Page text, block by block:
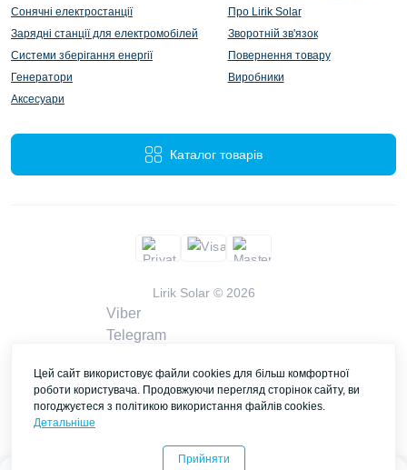
Сонячні електростанції
Зарядні станції для електромобілей
Системи зберігання енергії
Генератори
Аксесуари
Про Lirik Solar
Зворотній зв'язок
Повернення товару
Виробники
Каталог товарів
Lirik Solar © 2026
Viber
Telegram
liriksolarcompany@gmail.com
Замовити дзвінок
Цей сайт використовує файли cookies для більш комфортної
роботи користувача. Продовжуючи перегляд сторінок сайту, ви
погоджуєтеся з політикою використання файлів cookies.
Детальніше
Прийняти